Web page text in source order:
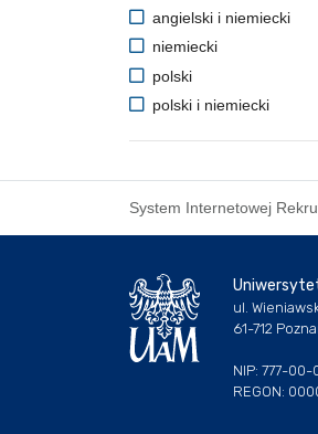
angielski i niemiecki
niemiecki
polski
polski i niemiecki
System Internetowej
ul.
61-712
NIP: 777-
REGON: